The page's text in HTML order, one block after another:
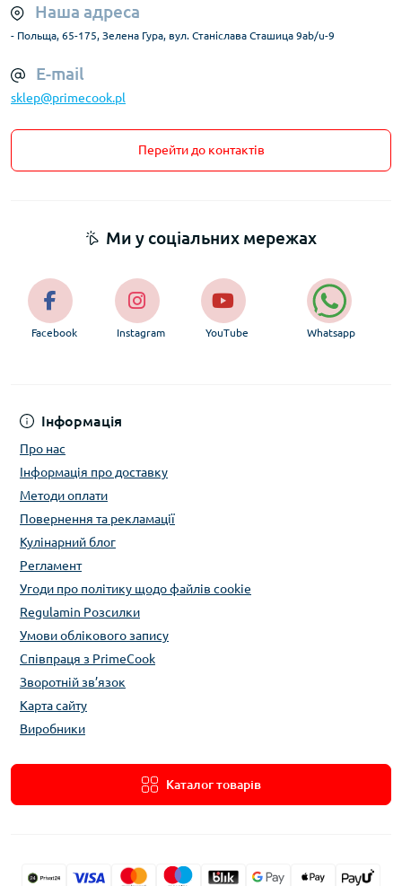
Наша адреса
- Польща, 65-175, Зелена Гура, вул. Станіслава Сташица 9ab/u-9
E-mail
sklep@primecook.pl
Перейти до контактів
Інформація
Про нас
Інформація про доставку
Методи оплати
Повернення та рекламації
Кулінарний блог
Регламент
Угоди про політику щодо файлів cookie
Regulamin Розсилки
Умови облікового запису
Співпраця з PrimeCook
Зворотній зв’язок
Карта сайту
Виробники
Каталог товарів
Ми у соціальних мережах
Facebook Instagram YouTube Whatsapp